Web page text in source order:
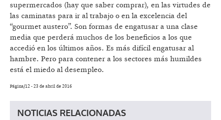
supermercados (hay que saber comprar), en las virtudes de
las caminatas para ir al trabajo o en la excelencia del
“gourmet austero”. Son formas de engatusar a una clase
media que perderá muchos de los beneficios a los que
accedió en los últimos años. Es más difícil engatusar al
hambre. Pero para contener a los sectores más humildes
está el miedo al desempleo.
Página/12 - 23 de abril de 2016
NOTICIAS RELACIONADAS